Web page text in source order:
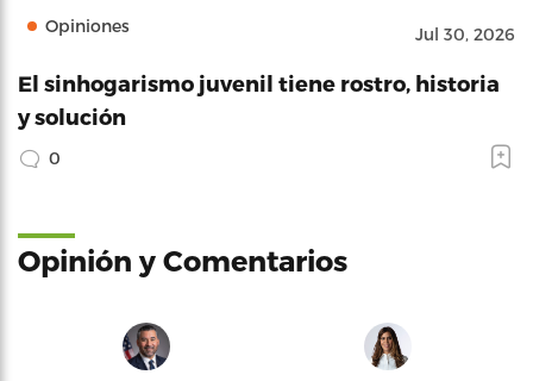
Opiniones Jul 30, 2026
El sinhogarismo juvenil tiene rostro, historia
y solución
0
Opinión y Comentarios